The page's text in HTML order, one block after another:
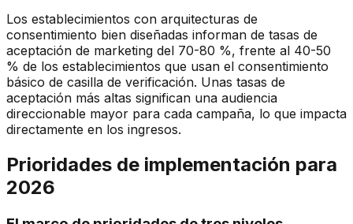
Los establecimientos con arquitecturas de
consentimiento bien diseñadas informan de tasas de
aceptación de marketing del 70-80 %, frente al 40-50
% de los establecimientos que usan el consentimiento
básico de casilla de verificación. Unas tasas de
aceptación más altas significan una audiencia
direccionable mayor para cada campaña, lo que impacta
directamente en los ingresos.
Prioridades de implementación para
2026